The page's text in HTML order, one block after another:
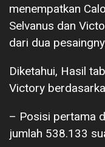
menempatkan
Selvanus dan
dari dua
Diketahui, Hasil
Victory
– Posisi pertama
jumlah 538.133